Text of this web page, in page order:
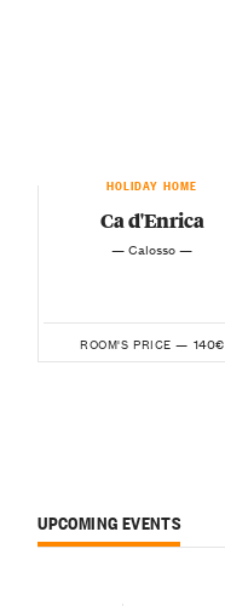
HOLIDAY HOME
Ca d'Enrica
— Calosso —
ROOM'S PRICE — 140€
UPCOMING EVENTS